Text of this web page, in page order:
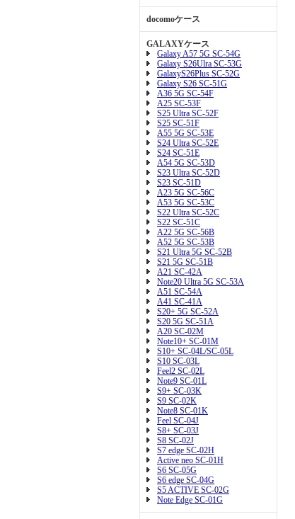
docomoケース
GALAXYケース
Galaxy A57 5G SC-54G
Galaxy S26Ulra SC-53G
GalaxyS26Plus SC-52G
Galaxy S26 SC-51G
A36 5G SC-54F
A25 SC-53F
S25 Ultra SC-52F
S25 SC-51F
A55 5G SC-53E
S24 Ultra SC-52E
S24 SC-51E
A54 5G SC-53D
S23 Ultra SC-52D
S23 SC-51D
A23 5G SC-56C
A53 5G SC-53C
S22 Ultra SC-52C
S22 SC-51C
A22 5G SC-56B
A52 5G SC-53B
S21 Ultra 5G SC-52B
S21 5G SC-51B
A21 SC-42A
Note20 Ultra 5G SC-53A
A51 SC-54A
A41 SC-41A
S20+ 5G SC-52A
S20 5G SC-51A
A20 SC-02M
Note10+ SC-01M
S10+ SC-04L/SC-05L
S10 SC-03L
Feel2 SC-02L
Note9 SC-01L
S9+ SC-03K
S9 SC-02K
Note8 SC-01K
Feel SC-04J
S8+ SC-03J
S8 SC-02J
S7 edge SC-02H
Active neo SC-01H
S6 SC-05G
S6 edge SC-04G
S5 ACTIVE SC-02G
Note Edge SC-01G